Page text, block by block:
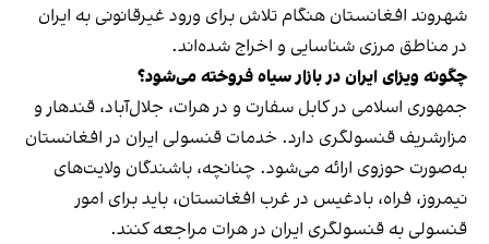
شهروند افغانستان هنگام تلاش برای ورود غیرقانونی به ایران
در مناطق مرزی شناسایی و اخراج شده‌اند.
چگونه ویزای ایران در بازار سیاه فروخته می‌شود؟
جمهوری اسلامی در کابل سفارت و در هرات، جلال‌آباد، قندهار و
مزارشریف قنسولگری دارد. خدمات قنسولی ایران در افغانستان
به‌صورت حوزوی ارائه می‌شود. چنانچه، باشندگان ولایت‌های
نیمروز، فراه، بادغیس در غرب افغانستان، باید برای امور
قنسولی به قنسولگری ایران در هرات مراجعه کنند.